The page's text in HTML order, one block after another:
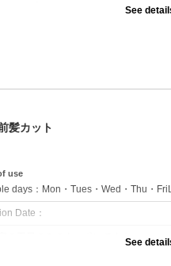
See
髪カット
use
days：Mon・Tues・Wed・Thu・
Date：
定の平日のみのクーポンです★See